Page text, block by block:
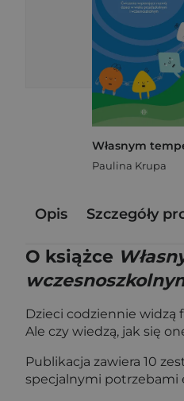
Paulina Krupa
Opis Szczegóły
O książce
Dzieci codziennie widzą
Ale czy wiedzą, jak się
Publikacja zawiera 10
specjalnymi potrzebami